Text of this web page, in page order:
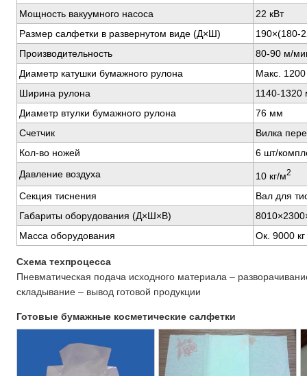
Мощность вакуумного насоса
22 кВт
Размер салфетки в развернутом виде (Д×Ш)
190×(180-
Производительность
80-90 м/
Диаметр катушки бумажного рулона
Макс.
Ширина рулона
1140-1320
Диаметр втулки бумажного рулона
76 мм
Счетчик
Вилка
Кол-во ножей
6 шт/
Давление воздуха
10 кг/м2
Секция тиснения
Вал для
Габариты оборудования (Д×Ш×В)
Масса оборудования
Ок. 9000 кг
Схема техпроцесса
Пневматическая подача исходного материала –
складывание – вывод готовой продукции
Готовые бумажные косметические салфетки